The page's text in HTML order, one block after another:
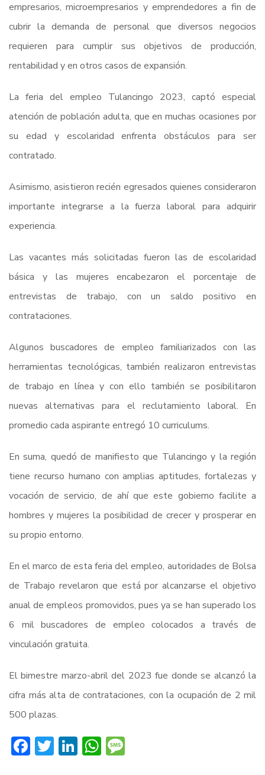
empresarios, microempresarios y emprendedores a fin de
cubrir la demanda de personal que diversos negocios
requieren para cumplir sus objetivos de producción,
rentabilidad y en otros casos de expansión.
La feria del empleo Tulancingo 2023, captó especial
atención de población adulta, que en muchas ocasiones por
su edad y escolaridad enfrenta obstáculos para ser
contratado.
Asimismo, asistieron recién egresados quienes consideraron
importante integrarse a la fuerza laboral para adquirir
experiencia.
Las vacantes más solicitadas fueron las de escolaridad
básica y las mujeres encabezaron el porcentaje de
entrevistas de trabajo, con un saldo positivo en
contrataciones.
Algunos buscadores de empleo familiarizados con las
herramientas tecnológicas, también realizaron entrevistas
de trabajo en línea y con ello también se posibilitaron
nuevas alternativas para el reclutamiento laboral. En
promedio cada aspirante entregó 10 curriculums.
En suma, quedó de manifiesto que Tulancingo y la región
tiene recurso humano con amplias aptitudes, fortalezas y
vocación de servicio, de ahí que este gobierno facilite a
hombres y mujeres la posibilidad de crecer y prosperar en
su propio entorno.
En el marco de esta feria del empleo, autoridades de Bolsa
de Trabajo revelaron que está por alcanzarse el objetivo
anual de empleos promovidos, pues ya se han superado los
6 mil buscadores de empleo colocados a través de
vinculación gratuita.
El bimestre marzo-abril del 2023 fue donde se alcanzó la
cifra más alta de contrataciones, con la ocupación de 2 mil
500 plazas.
Facebook
Twitter
LinkedIn
WhatsApp